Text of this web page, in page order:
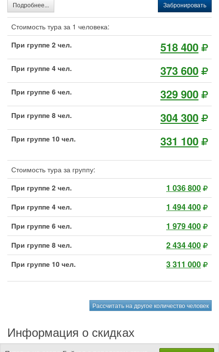
Подробнее... Забронировать
Стоимость тура за 1 человека:
При группе 2 чел.
518 400
При группе 4 чел. 373 600
При группе 6 чел. 329 900
При группе 8 чел. 304 300
При группе 10 чел. 331 100
Стоимость тура за группу:
При группе 2 чел.
1 036 800
При группе 4 чел. 1 494 400
При группе 6 чел. 1 979 400
При группе 8 чел. 2 434 400
При группе 10 чел. 3 311 000
Рассчитать на другое количество человек
Информация о скидках